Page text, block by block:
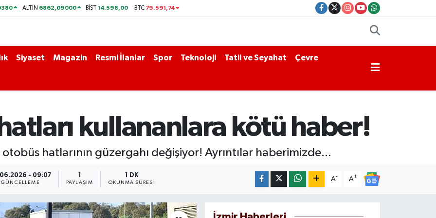
ALTIN 6862,09000 BİST14.598,00 BTC 79.591,74
Siyaset Magazin Resmi İlanlar Spor Teknoloji Tatil ve Seyahat Çevre
hatları kullananlara kötü haber!
otobüs hatlarının güzergahı değişiyor! Ayrıntılar haberimizde...
- 09:07
GÜNCELLEME PAYLAŞIM
1 DK
OKUNMA SÜRESI
A- A+